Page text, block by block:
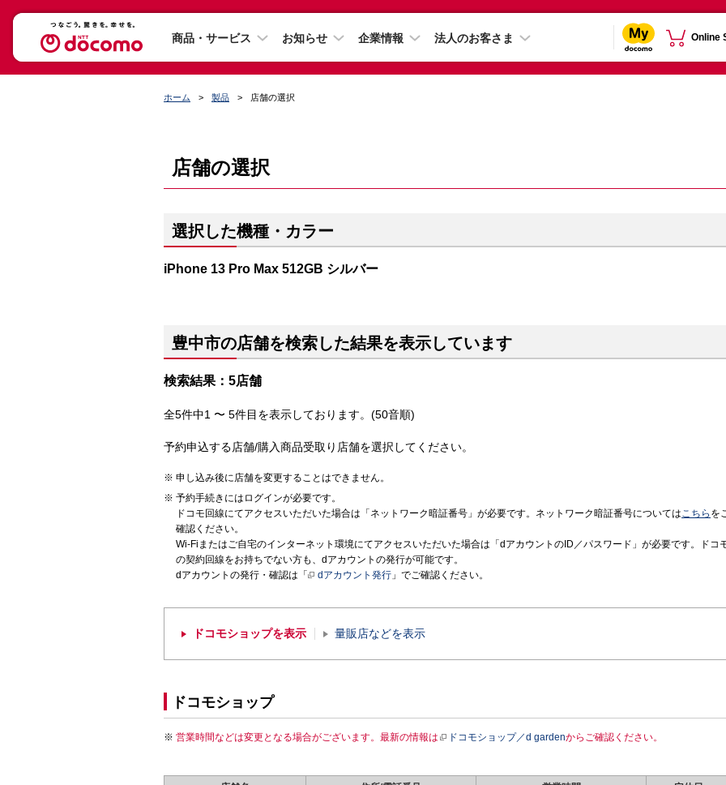
商品・サービス お知らせ 企業情報 法人のお客さま Online
ホーム 製品 店舗の選択
店舗の選択
選択した機種・カラー
iPhone 13 Pro Max 512GB シルバー
豊中市の店舗を検索した結果を表示しています
検索結果：5店舗
全5件中1 〜 5件目を表示しております。(50音順)
予約申込する店舗/購入商品受取り店舗を選択してください。
申し込み後に店舗を変更することはできません。
予約手続きにはログインが必要です。
ドコモ回線にてアクセスいただいた場合は「ネットワーク暗証番号」が必要です。ネットワーク暗証番号についてはこちら を
確認ください。
Wi-Fiまたはご自宅のインターネット環境にてアクセスいただいた場合は「dアカウントのID／パスワード」が必要です。ドコ
の契約回線をお持ちでない方も、dアカウントの発行が可能です。
dアカウントの発行・確認は「
dアカウント発行 」でご確認ください。
ドコモショップを表示 量販店などを表示
ドコモショップ
営業時間などは変更となる場合がございます。最新の情報は ドコモショップ／d gardenからご確認ください。